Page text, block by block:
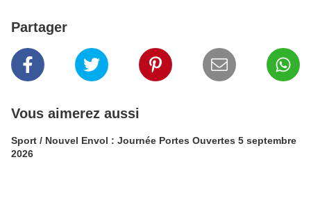
Partager
Vous aimerez aussi
Sport / Nouvel Envol : Journée Portes Ouvertes 5 septembre
2026